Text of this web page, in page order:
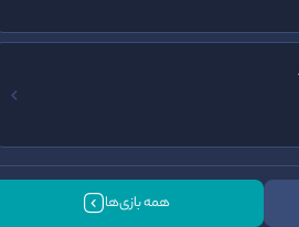
همه بازی‌ها